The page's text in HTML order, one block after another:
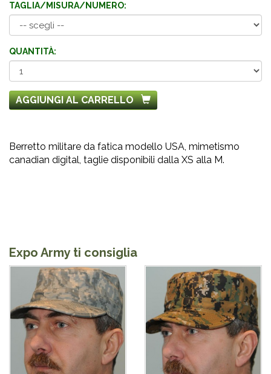
TAGLIA/MISURA/NUMERO:
QUANTITÀ:
AGGIUNGI AL CARRELLO
Berretto militare da fatica modello USA, mimetismo
canadian digital, taglie disponibili dalla XS alla M.
Expo Army ti consiglia